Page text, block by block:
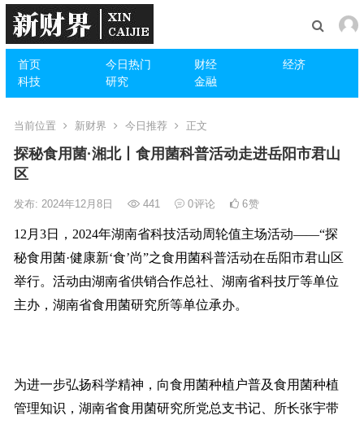
首页 今日热门 财经
经济
科技
研究 金融
当前位置 新财界 今日推荐 正文
探秘食用菌·湘北丨食用菌科普活动走进岳阳市君山
区
发布: 2024年12月8日 441 0评论 6赞
12月3日，2024年湖南省科技活动周轮值主场活动——“探
秘食用菌·健康新‘食’尚”之食用菌科普活动在岳阳市君山区
举行。活动由湖南省供销合作总社、湖南省科技厅等单位
主办，湖南省食用菌研究所等单位承办。
为进一步弘扬科学精神，向食用菌种植户普及食用菌种植
管理知识，湖南省食用菌研究所党总支书记、所长张宇带